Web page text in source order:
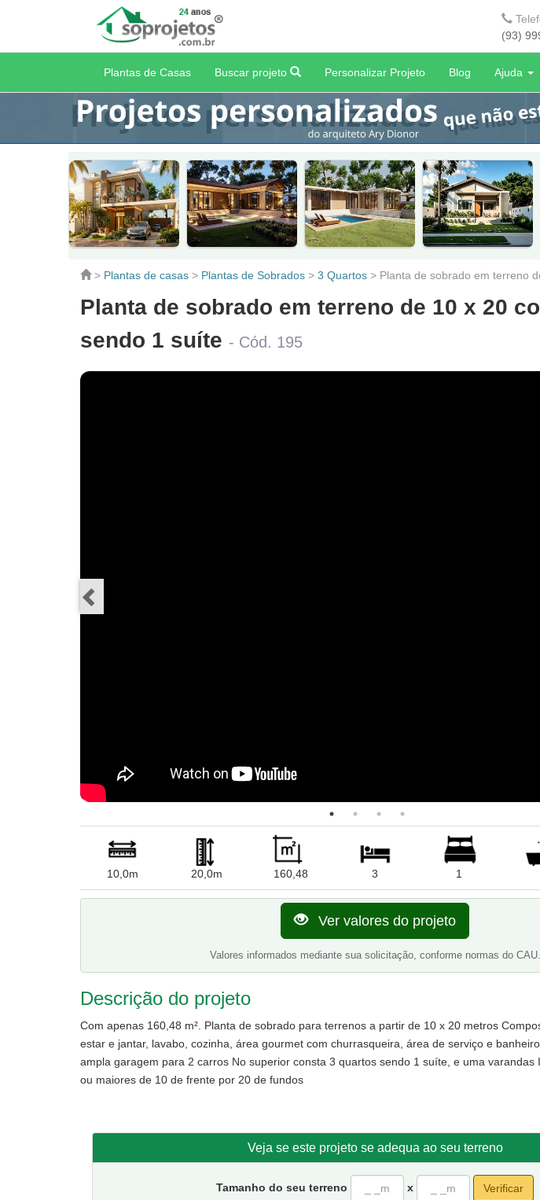
(93)
Plantas de Casas Buscar projeto Personalizar Projeto Blog Ajuda
> Plantas de casas > Plantas de Sobrados > 3 Quartos > Planta de sobrado em terreno
Planta de sobrado em terreno de 10 x 20
sendo 1 suíte - Cód. 195
10,0m 20,0m 160,48 3 1
Ver valores do projeto
Valores informados mediante sua solicitação, conforme normas do CAU.
Descrição do projeto
Com apenas 160,48 m². Planta de sobrado para terrenos a partir de 10 x 20 metros
estar e jantar, lavabo, cozinha, área gourmet com churrasqueira, área de serviço e
ampla garagem para 2 carros No superior consta 3 quartos sendo 1 suíte, e uma varandas
ou maiores de 10 de frente por 20 de fundos
Veja se este projeto se adequa ao seu terreno
Tamanho do seu terreno x Verificar